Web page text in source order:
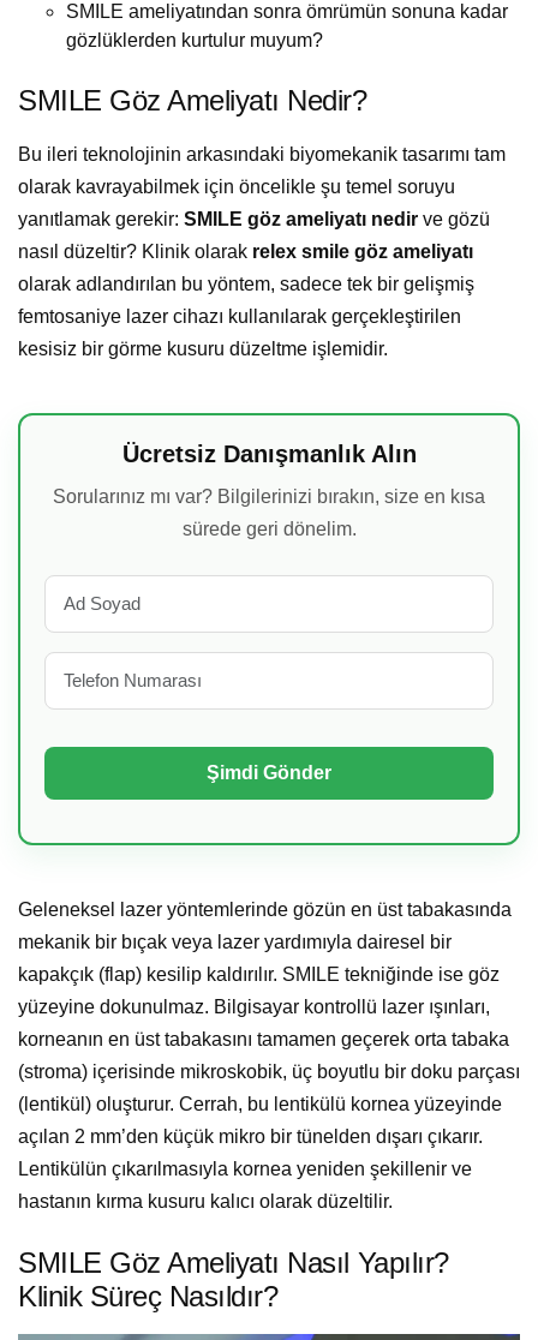
SMILE ameliyatından sonra ömrümün sonuna kadar
gözlüklerden kurtulur muyum?
SMILE Göz Ameliyatı Nedir?
Bu ileri teknolojinin arkasındaki biyomekanik tasarımı tam
olarak kavrayabilmek için öncelikle şu temel soruyu
yanıtlamak gerekir: SMILE göz ameliyatı nedir ve gözü
nasıl düzeltir? Klinik olarak relex smile göz ameliyatı
olarak adlandırılan bu yöntem, sadece tek bir gelişmiş
femtosaniye lazer cihazı kullanılarak gerçekleştirilen
kesisiz bir görme kusuru düzeltme işlemidir.
Ücretsiz Danışmanlık Alın
Sorularınız mı var? Bilgilerinizi bırakın, size en kısa
sürede geri dönelim.
Geleneksel lazer yöntemlerinde gözün en üst tabakasında
mekanik bir bıçak veya lazer yardımıyla dairesel bir
kapakçık (flap) kesilip kaldırılır. SMILE tekniğinde ise göz
yüzeyine dokunulmaz. Bilgisayar kontrollü lazer ışınları,
korneanın en üst tabakasını tamamen geçerek orta tabaka
(stroma) içerisinde mikroskobik, üç boyutlu bir doku parçası
(lentikül) oluşturur. Cerrah, bu lentikülü kornea yüzeyinde
açılan 2 mm’den küçük mikro bir tünelden dışarı çıkarır.
Lentikülün çıkarılmasıyla kornea yeniden şekillenir ve
hastanın kırma kusuru kalıcı olarak düzeltilir.
SMILE Göz Ameliyatı Nasıl Yapılır?
Klinik Süreç Nasıldır?